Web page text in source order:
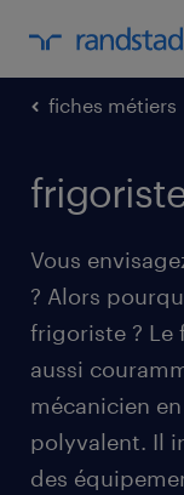
fiches métiers
Vous
? Alors
frigoriste ? Le
aussi
mécanicien
polyvalent. Il
des